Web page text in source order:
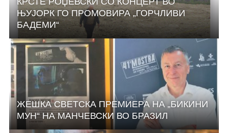
ЊУЈОРК ГО ПРОМОВИРА „ГОРЧЛИВИ
БАДЕМИ“
ЖЕШКА СВЕТСКА ПРЕМИЕРА НА „БИКИНИ
МУН“ НА МАНЧЕВСКИ ВО БРАЗИЛ